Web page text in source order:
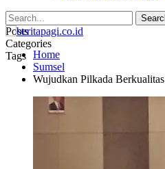
Posts
Categories
Tags Home
Sumsel
Wujudkan Pilkada Berkualitas